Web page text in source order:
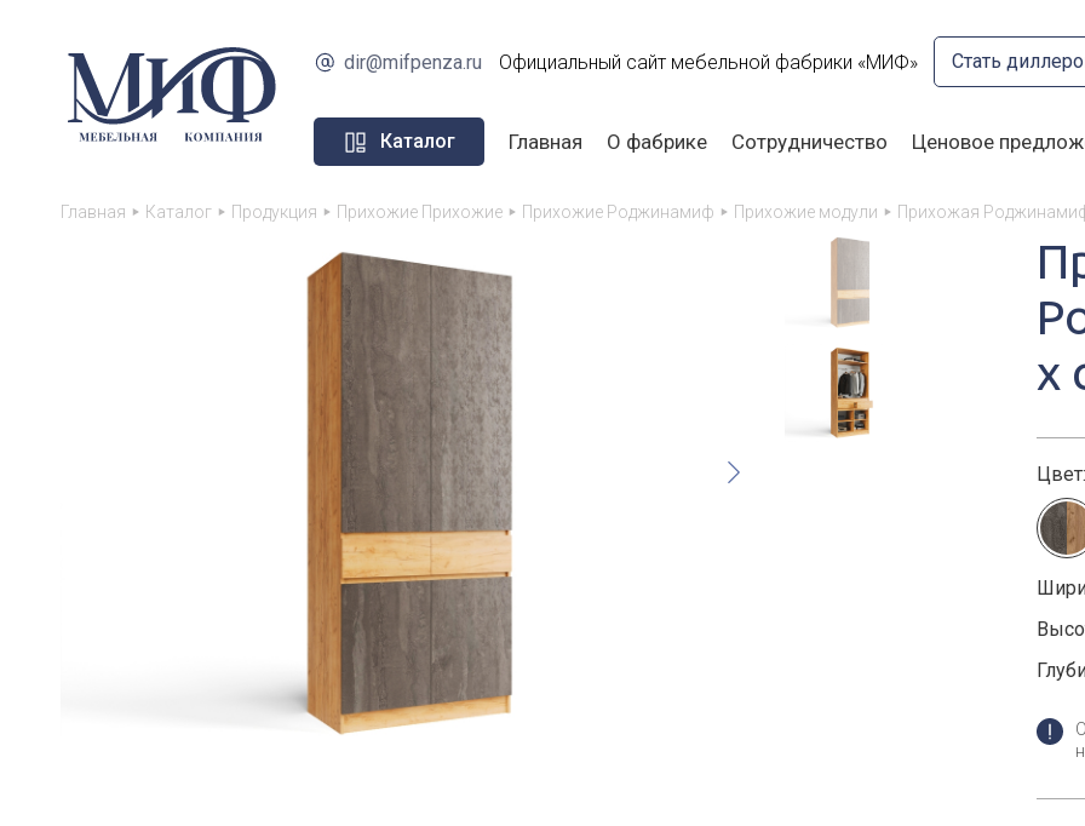
dir@mifpenza.ru Официальный сайт мебельной фабрики «МИФ» Стать
Каталог Главная О фабрике Сотрудничество Ценовое
Главная Каталог Продукция Прихожие Прихожие Прихожие Роджинамиф Прихожие модули Прихожая
х
Цвет: